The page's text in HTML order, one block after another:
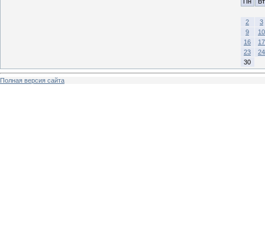
2
3
9
10
16
17
23
24
30
Полная версия сайта